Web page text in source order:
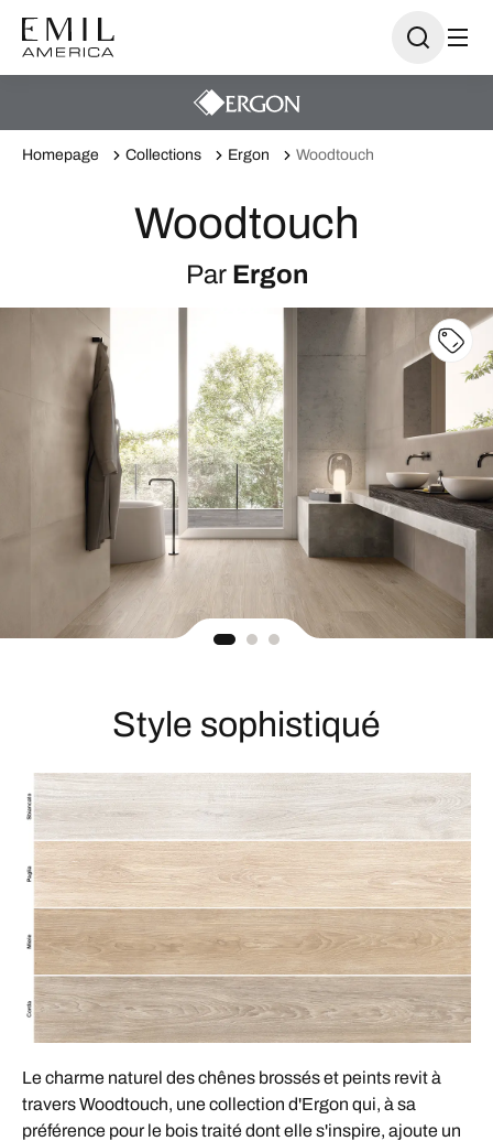
Homepage Collections Ergon Woodtouch
Woodtouch
Par Ergon
Style sophistiqué
Le charme naturel des chênes brossés et peints revit à
travers Woodtouch, une collection d'Ergon qui, à sa
préférence pour le bois traité dont elle s'inspire, ajoute un